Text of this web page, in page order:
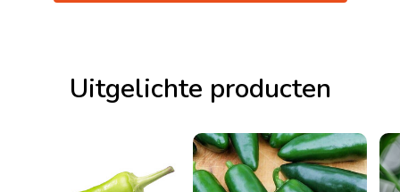
Uitgelichte producten